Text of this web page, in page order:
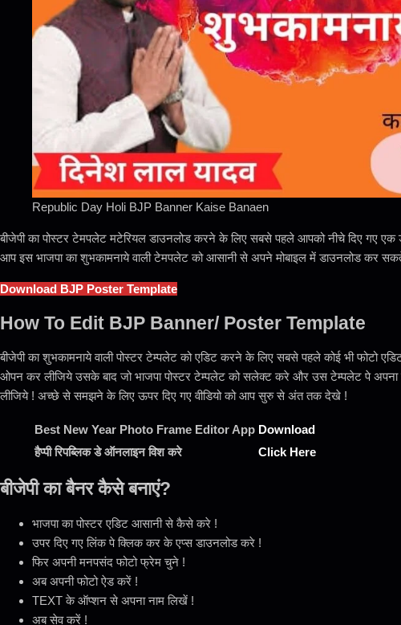
Republic Day Holi BJP Banner Kaise Banaen
बीजेपी का पोस्टर टेमपलेट मटेरियल डाउनलोड करने के लिए सबसे पहले आपको नीचे दिए गए
आप इस भाजपा का शुभकामनाये वाली टेमपलेट को आसानी से अपने मोबाइल में डाउनलोड कर
Download BJP Poster Template
How To Edit BJP Banner/ Poster Template
बीजेपी का शुभकामनाये वाली पोस्टर टेम्पलेट को एडिट करने के लिए सबसे पहले कोई भी फोटो
ओपन कर लीजिये उसके बाद जो भाजपा पोस्टर टेम्पलेट को सलेक्ट करे और उस टेम्पलेट पे
लीजिये ! अच्छे से समझने के लिए ऊपर दिए गए वीडियो को आप सुरु से अंत तक देखे !
Best New Year Photo Frame Editor App Download
हैप्पी रिपब्लिक डे ऑनलाइन विश करे
Click Here
बीजेपी का बैनर कैसे बनाएं?
भाजपा का पोस्टर एडिट आसानी से कैसे करे !
उपर दिए गए लिंक पे क्लिक कर के एप्स डाउनलोड करे !
फिर अपनी मनपसंद फोटो फ्रेम चुने !
अब अपनी फोटो ऐड करें !
TEXT के ऑप्शन से अपना नाम लिखें !
अब सेव करें !